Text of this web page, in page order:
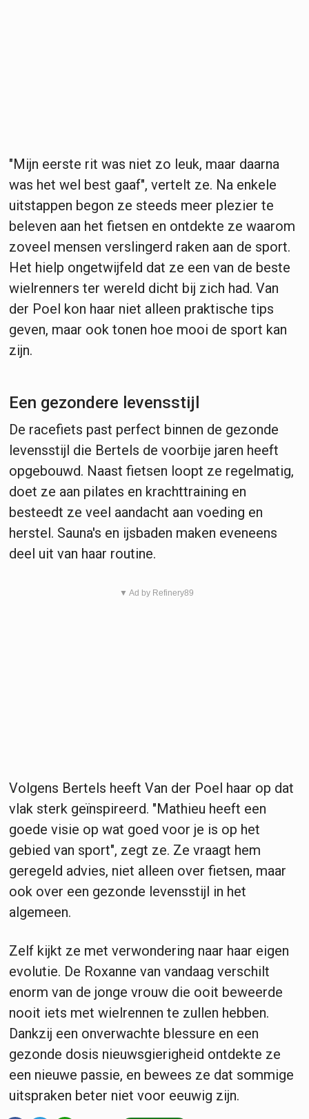
"Mijn eerste rit was niet zo leuk, maar daarna
was het wel best gaaf", vertelt ze. Na enkele
uitstappen begon ze steeds meer plezier te
beleven aan het fietsen en ontdekte ze waarom
zoveel mensen verslingerd raken aan de sport.
Het hielp ongetwijfeld dat ze een van de beste
wielrenners ter wereld dicht bij zich had. Van
der Poel kon haar niet alleen praktische tips
geven, maar ook tonen hoe mooi de sport kan
zijn.
Een gezondere levensstijl
De racefiets past perfect binnen de gezonde
levensstijl die Bertels de voorbije jaren heeft
opgebouwd. Naast fietsen loopt ze regelmatig,
doet ze aan pilates en krachttraining en
besteedt ze veel aandacht aan voeding en
herstel. Sauna's en ijsbaden maken eveneens
deel uit van haar routine.
▼ Ad by Refinery89
Volgens Bertels heeft Van der Poel haar op dat
vlak sterk geïnspireerd. "Mathieu heeft een
goede visie op wat goed voor je is op het
gebied van sport", zegt ze. Ze vraagt hem
geregeld advies, niet alleen over fietsen, maar
ook over een gezonde levensstijl in het
algemeen.
Zelf kijkt ze met verwondering naar haar eigen
evolutie. De Roxanne van vandaag verschilt
enorm van de jonge vrouw die ooit beweerde
nooit iets met wielrennen te zullen hebben.
Dankzij een onverwachte blessure en een
gezonde dosis nieuwsgierigheid ontdekte ze
een nieuwe passie, en bewees ze dat sommige
uitspraken beter niet voor eeuwig zijn.